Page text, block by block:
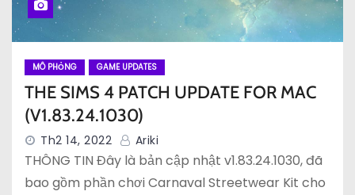
MÔ PHỎNG GAME UPDATES
THE SIMS 4 PATCH UPDATE FOR MAC
(V1.83.24.1030)
Th2 14, 2022 Ariki
THÔNG TIN Đây là bản cập nhật v1.83.24.1030, đã
bao gồm phần chơi Carnaval Streetwear Kit cho